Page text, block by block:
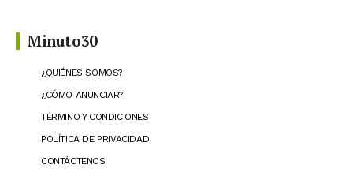
Minuto30
¿QUIÉNES SOMOS?
¿CÓMO ANUNCIAR?
TÉRMINO Y CONDICIONES
POLÍTICA DE PRIVACIDAD
CONTÁCTENOS